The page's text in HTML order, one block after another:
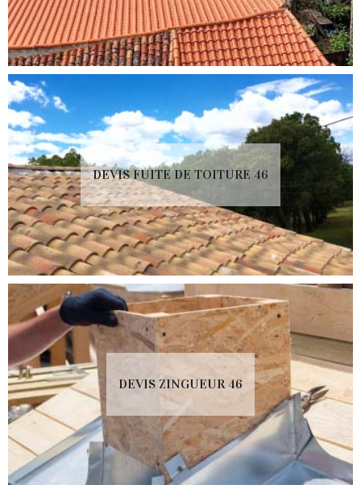
DEVIS FUITE DE TOITURE 46
DEVIS ZINGUEUR 46